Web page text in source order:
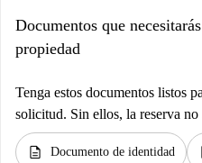
Documentos que
propiedad
Tenga estos documentos listos
solicitud. Sin ellos, la reserva no
description Documento de identidad